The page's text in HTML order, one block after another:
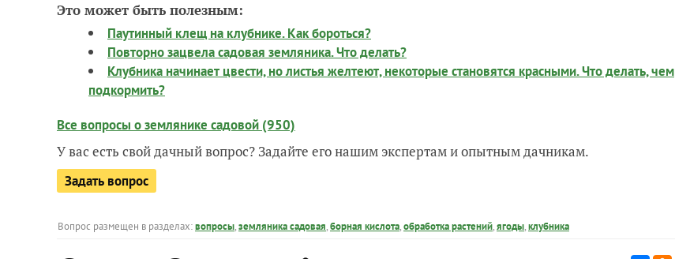
Это может быть полезным:
Паутинный клещ на клубнике. Как бороться?
Повторно зацвела садовая земляника. Что делать?
Клубника начинает цвести, но листья желтеют, некоторые становятся красными. Что делать, чем
подкормить?
Все вопросы о землянике садовой (950)
У вас есть свой дачный вопрос? Задайте его нашим экспертам и опытным дачникам.
Задать вопрос
Вопрос размещен в разделах:вопросы,земляника садовая,борная кислота,обработка растений,ягоды,клубника